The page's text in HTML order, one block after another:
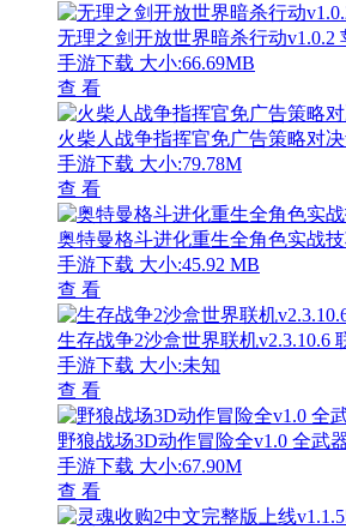
无理之剑开放世界暗杀行动v1.0.2
手游下载 大小:66.69MB
查 看
火柴人战争指挥官免广告策略对
手游下载 大小:79.78M
查 看
奥特曼格斗进化重生全角色实战
手游下载 大小:45.92 MB
查 看
生存战争2沙盒世界联机v2.3.10.6
手游下载 大小:未知
查 看
野狼战场3D动作冒险全v1.0 全武
手游下载 大小:67.90M
查 看